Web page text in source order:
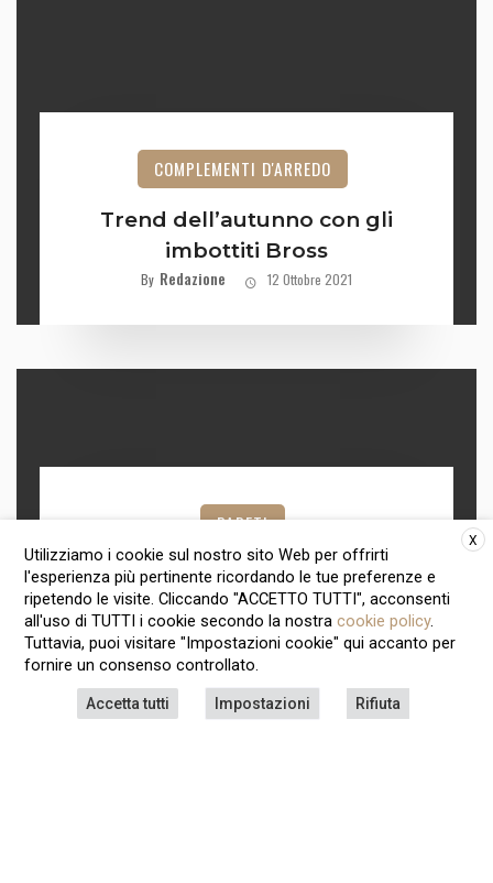
COMPLEMENTI D'ARREDO
Trend dell’autunno con gli
imbottiti Bross
By Redazione 12 Ottobre 2021
PARETI
Nuova collezione di Marazzi:
Rice mattoncini maiolicati fatti a
mano
ByRedazione
X
Utilizziamo i cookie sul nostro sito Web per offrirti
l'esperienza più pertinente ricordando le tue preferenze e
ripetendo le visite. Cliccando "ACCETTO TUTTI", acconsenti
all'uso di TUTTI i cookie secondo la nostra cookie policy.
Tuttavia, puoi visitare "Impostazioni cookie" qui accanto per
fornire un consenso controllato.
Accetta tutti Impostazioni Rifiuta